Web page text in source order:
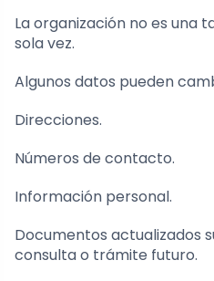
La organización no es una
sola vez.
Algunos datos pueden
Direcciones.
Números de contacto.
Información personal.
Documentos actualizados
consulta o trámite futuro.